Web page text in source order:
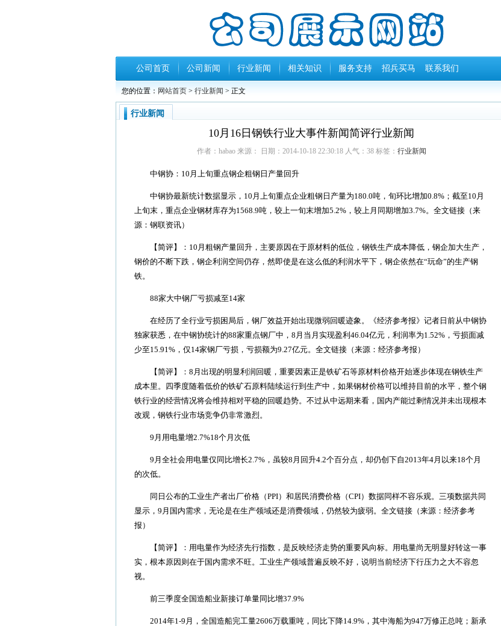
公司首页 公司新闻 行业新闻 相关知识 服务支持 招兵买马 联系我们
您的位置： 网站首页 > 行业新闻 > 正文
行业新闻
10月16日钢铁行业大事件新闻简评行业新闻
作者：habao 来源： 日期：2014-10-18 22:30:18 人气： 38标签： 行业新闻
中钢协：10月上旬重点钢企粗钢日产量回升
中钢协最新统计数据显示，10月上旬重点企业粗钢日产量为180.0吨，旬环比增加0.8%；截至10月
上旬末，重点企业钢材库存为1568.9吨，较上一旬末增加5.2%，较上月同期增加3.7%。全文链接（来
源：钢联资讯）
【简评】：10月粗钢产量回升，主要原因在于原材料的低位，钢铁生产成本降低，钢企加大生产，
钢价的不断下跌，钢企利润空间仍存，然即使是在这么低的利润水平下，钢企依然在“玩命”的生产钢
铁。
88家大中钢厂亏损减至14家
在经历了全行业亏损困局后，钢厂效益开始出现微弱回暖迹象。《经济参考报》记者日前从中钢协
独家获悉，在中钢协统计的88家重点钢厂中，8月当月实现盈利46.04亿元，利润率为1.52%，亏损面减
少至15.91%，仅14家钢厂亏损，亏损额为9.27亿元。全文链接（来源：经济参考报）
【简评】：8月出现的明显利润回暖，重要因素正是铁矿石等原材料价格开始逐步体现在钢铁生产
成本里。四季度随着低价的铁矿石原料陆续运行到生产中，如果钢材价格可以维持目前的水平，整个钢
铁行业的经营情况将会维持相对平稳的回暖趋势。不过从中远期来看，国内产能过剩情况并未出现根本
改观，钢铁行业市场竞争仍非常激烈。
9月用电量增2.7%18个月次低
9月全社会用电量仅同比增长2.7%，虽较8月回升4.2个百分点，却仍创下自2013年4月以来18个月
的次低。
同日公布的工业生产者出厂价格（PPI）和居民消费价格（CPI）数据同样不容乐观。三项数据共同
显示，9月国内需求，无论是在生产领域还是消费领域，仍然较为疲弱。全文链接（来源：经济参考
报）
【简评】：用电量作为经济先行指数，是反映经济走势的重要风向标。用电量尚无明显好转这一事
实，根本原因则在于国内需求不旺。工业生产领域普遍反映不好，说明当前经济下行压力之大不容忽
视。
前三季度全国造船业新接订单量同比增37.9%
2014年1-9月，全国造船完工量2606万载重吨，同比下降14.9%，其中海船为947万修正总吨；新承